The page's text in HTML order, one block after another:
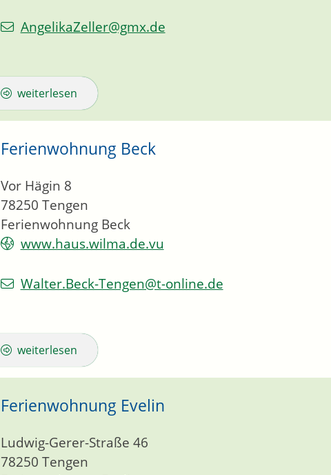
AngelikaZeller@gmx.de
weiterlesen
Ferienwohnung Beck
Ferienwohnung Beck
Vor Hägin 8
78250 Tengen
www.haus.wilma.de.vu
Walter.Beck-Tengen@t-online.de
weiterlesen
Ferienwohnung Evelin
Ludwig-Gerer-Straße 46
78250 Tengen